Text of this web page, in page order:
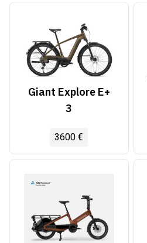
Giant Explore E+
3
3600 €